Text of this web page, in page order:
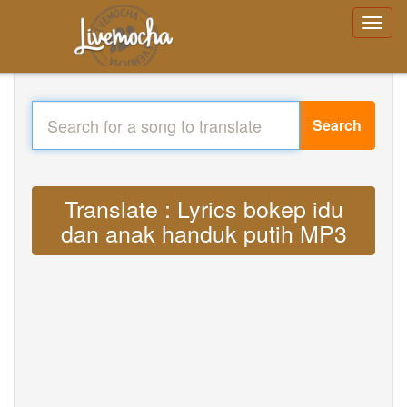
Search
Translate : Lyrics bokep idu
dan anak handuk putih MP3